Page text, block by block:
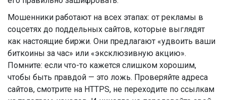
Мошенники работают на всех этапах: от рекламы в
соцсетях до поддельных сайтов, которые выглядят
как настоящие биржи. Они предлагают «удвоить ваши
биткоины за час» или «эксклюзивную акцию».
Помните: если что-то кажется слишком хорошим,
чтобы быть правдой — это ложь. Проверяйте адреса
сайтов, смотрите на HTTPS, не переходите по ссылкам